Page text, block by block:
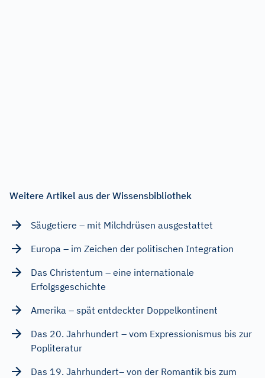
Weitere Artikel aus der Wissensbibliothek
Säugetiere – mit Milchdrüsen ausgestattet
Europa – im Zeichen der politischen Integration
Das Christentum – eine internationale
Erfolgsgeschichte
Amerika – spät entdeckter Doppelkontinent
Das 20. Jahrhundert – vom Expressionismus bis zur
Popliteratur
Das 19. Jahrhundert– von der Romantik bis zum